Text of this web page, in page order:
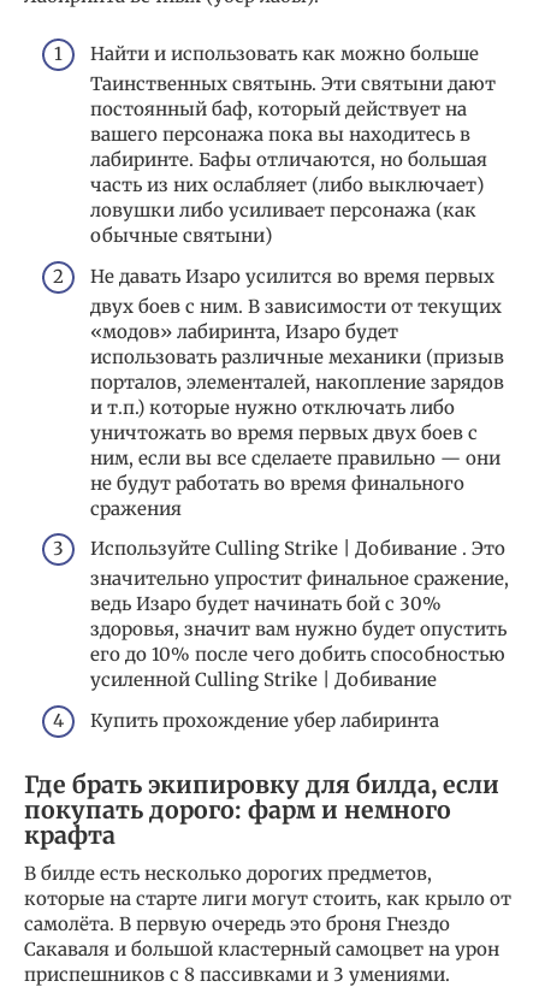
Найти и использовать как можно больше
Таинственных святынь. Эти святыни дают
постоянный баф, который действует на
вашего персонажа пока вы находитесь в
лабиринте. Бафы отличаются, но большая
часть из них ослабляет (либо выключает)
ловушки либо усиливает персонажа (как
обычные святыни)
Не давать Изаро усилится во время первых
двух боев с ним. В зависимости от текущих
«модов» лабиринта, Изаро будет
использовать различные механики (призыв
порталов, элементалей, накопление зарядов
и т.п.) которые нужно отключать либо
уничтожать во время первых двух боев с
ним, если вы все сделаете правильно — они
не будут работать во время финального
сражения
Используйте Culling Strike | Добивание . Это
значительно упростит финальное сражение,
ведь Изаро будет начинать бой с 30%
здоровья, значит вам нужно будет опустить
его до 10% после чего добить способностью
усиленной Culling Strike | Добивание
Купить прохождение убер лабиринта
Где брать экипировку для билда, если
покупать дорого: фарм и немного
крафта
В билде есть несколько дорогих предметов,
которые на старте лиги могут стоить, как крыло от
самолёта. В первую очередь это броня Гнездо
Сакаваля и большой кластерный самоцвет на урон
приспешников с 8 пассивками и 3 умениями.